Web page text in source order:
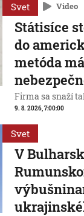
Svet Video
Státisíce
do
metóda
Firma sa snaží
9. 8. 2026, 7:00:00
Svet
V